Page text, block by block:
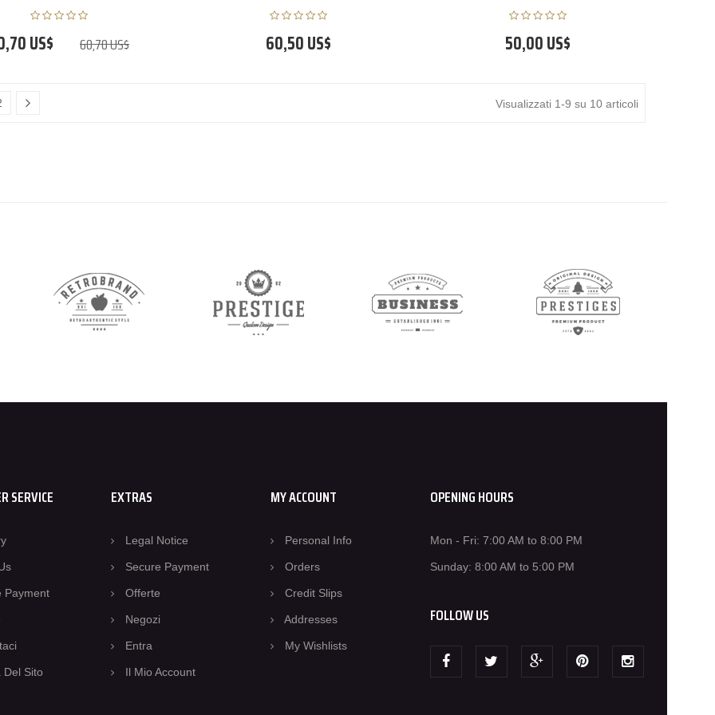
US$ 60,70 US$ 60,50 US$ 50,00 US$
Visualizzati 1-9 su 10 articoli
SERVICE
Payment
Del Sito
EXTRAS
Legal Notice
Secure Payment
Offerte
Negozi
Entra
Il Mio Account
MY ACCOUNT
Personal Info
Orders
Credit Slips
Addresses
My Wishlists
OPENING HOURS
Mon - Fri: 7:00 AM to 8:00 PM
Sunday: 8:00 AM to 5:00 PM
FOLLOW US